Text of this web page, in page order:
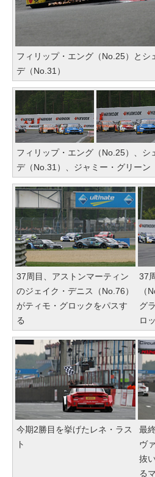
フィリップ・エング（No.25）とシ
デ（No.31）
フィリップ・エング（No.25）、シ
デ（No.31）、ジャミー・グリーン
37周目、アストンマーティン
のジェイク・デニス（No.76）
がティモ・グロックをパスす
る
37
（
グ
ロ
今期2勝目を挙げたレネ・ラス
ト
最
ヴ
抜
る